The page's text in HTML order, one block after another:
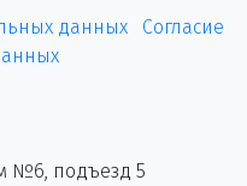
данных
Согласие
№6, подъезд 5